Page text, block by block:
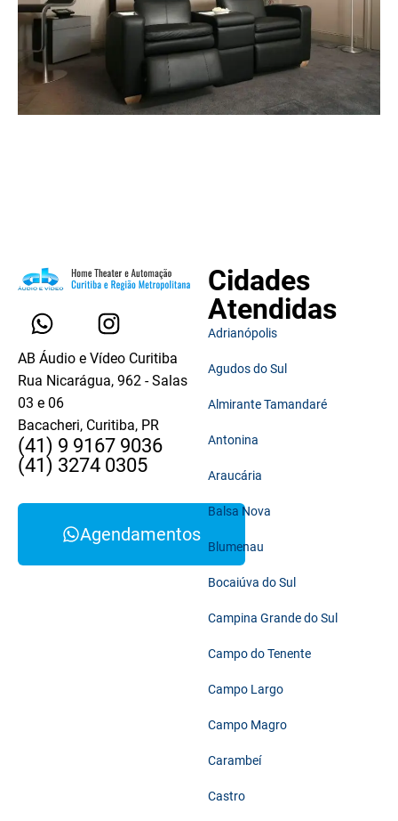
AB Áudio e Vídeo Curitiba
Rua Nicarágua, 962 - Salas
03 e 06
Bacacheri, Curitiba, PR
(41) 9 9167 9036
(41) 3274 0305
Agendamentos
Cidades
Atendidas
Adrianópolis
Agudos do Sul
Almirante Tamandaré
Antonina
Araucária
Balsa Nova
Blumenau
Bocaiúva do Sul
Campina Grande do Sul
Campo do Tenente
Campo Largo
Campo Magro
Carambeí
Castro